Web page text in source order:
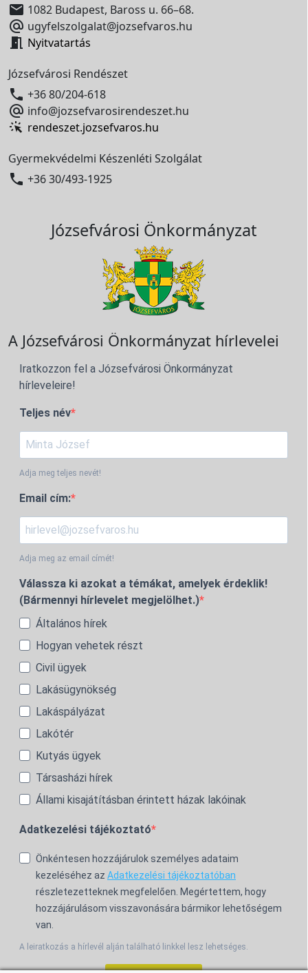
 1082 Budapest, Baross u. 66–68.
 ugyfelszolgalat@jozsefvaros.hu
 Nyitvatartás
Józsefvárosi Rendészet
 +36 80/204-618
 info@jozsefvarosirendeszet.hu
rendeszet.jozsefvaros.hu
Gyermekvédelmi Készenléti Szolgálat
 +36 30/493-1925
Józsefvárosi Önkormányzat
A Józsefvárosi Önkormányzat hírlevelei
Iratkozzon fel a Józsefvárosi Önkormányzat
hírleveleire!
Teljes név
Adja meg teljes nevét!
Email cím:
Adja meg az email címét!
Válassza ki azokat a témákat, amelyek érdeklik!
(Bármennyi hírlevelet megjelölhet.)
Általános hírek
Hogyan vehetek részt
Civil ügyek
Lakásügynökség
Lakáspályázat
Lakótér
Kutyás ügyek
Társasházi hírek
Állami kisajátításban érintett házak lakóinak
Adatkezelési tájékoztató
Önkéntesen hozzájárulok személyes adataim
kezeléséhez az Adatkezelési tájékoztatóban
részletezetteknek megfelelően. Megértettem, hogy
hozzájárulásom visszavonására bármikor lehetőségem
van.
A leiratkozás a hírlevél alján található linkkel lesz lehetséges.